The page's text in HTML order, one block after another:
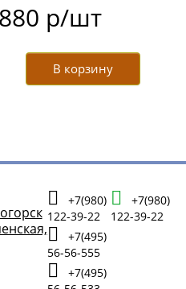
р/шт
В корзину
+7(980)
122-39-22
+7(495)
56-56-555
+7(495)
+7(980)
122-39-22